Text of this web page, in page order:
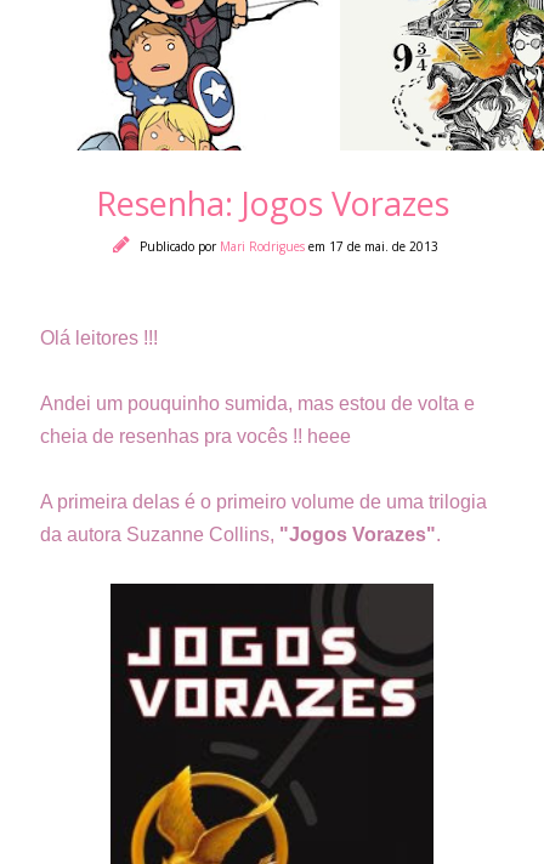
Resenha: Jogos Vorazes
Publicado por Mari Rodrigues em 17 de mai. de 2013
Olá leitores !!!
Andei um pouquinho sumida, mas estou de volta e
cheia de resenhas pra vocês !! heee
A primeira delas é o primeiro volume de uma trilogia
da autora Suzanne Collins, "Jogos Vorazes".